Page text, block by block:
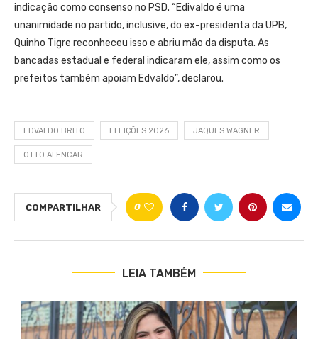
indicação como consenso no PSD. “Edivaldo é uma
unanimidade no partido, inclusive, do ex-presidenta da UPB,
Quinho Tigre reconheceu isso e abriu mão da disputa. As
bancadas estadual e federal indicaram ele, assim como os
prefeitos também apoiam Edvaldo”, declarou.
EDVALDO BRITO ELEIÇÕES 2026 JAQUES WAGNER
OTTO ALENCAR
COMPARTILHAR 0
LEIA TAMBÉM